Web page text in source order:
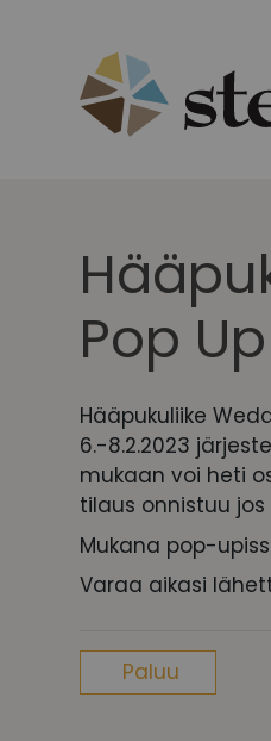
Pop
Hääpukuliike
6.-8.2.2023
mukaan voi heti
tilaus onnistuu
Mukana pop-
Varaa aikasi
Paluu